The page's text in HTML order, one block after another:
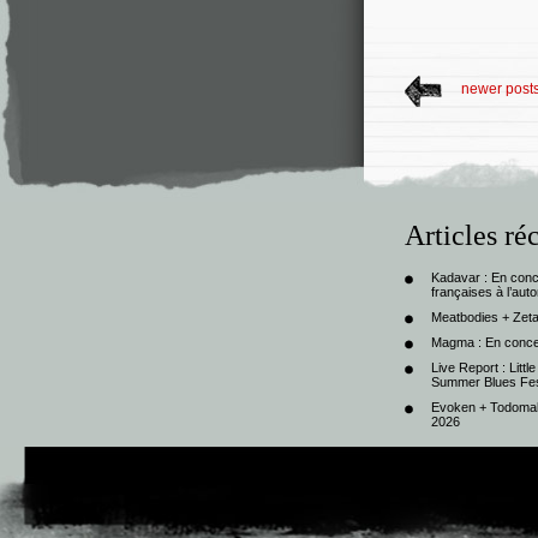
newer
Articles
Kadavar : En
françaises à
Meatbodies +
Magma : En
Live Report :
Summer Blues
Evoken +
2026